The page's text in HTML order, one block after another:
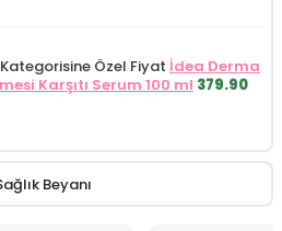
Kategorisine Özel Fiyat İdea Derma
Karşıtı Serum 100 ml 379.90
Beyanı